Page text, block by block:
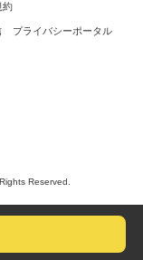
約
プライバシーポータル
Reserved.